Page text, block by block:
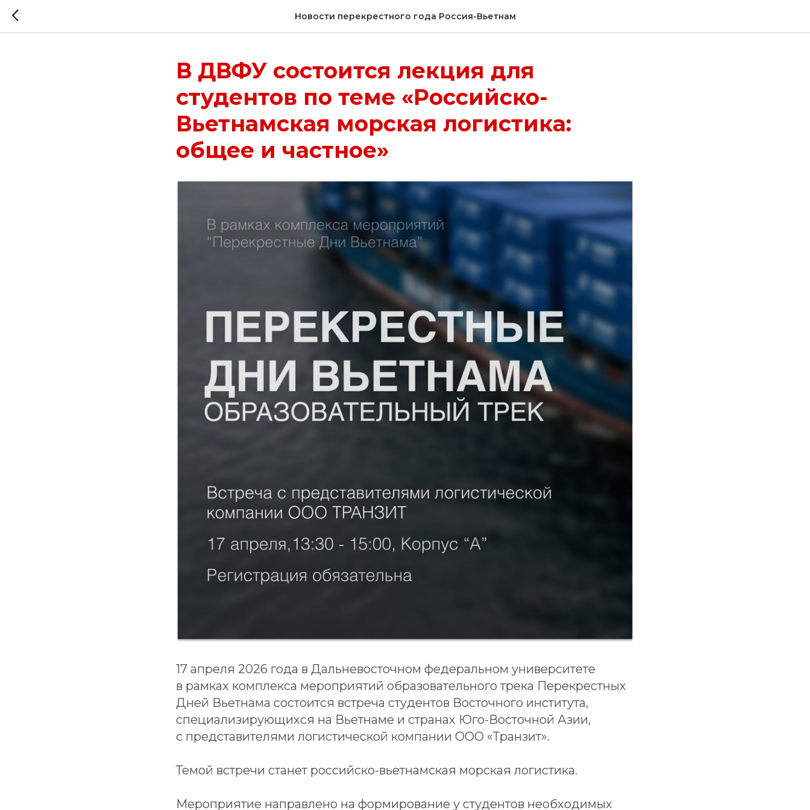
Новости перекрестного года Россия-Вьетнам
В ДВФУ состоится лекция для
студентов по теме «Российско-
Вьетнамская морская логистика:
общее и частное»
17 апреля 2026 года в Дальневосточном федеральном университете
в рамках комплекса мероприятий образовательного трека Перекрестных
Дней Вьетнама состоится встреча студентов Восточного института,
специализирующихся на Вьетнаме и странах Юго-Восточной Азии,
с представителями логистической компании ООО «Транзит».
Темой встречи станет российско-вьетнамская морская логистика.
Мероприятие направлено на формирование у студентов необходимых